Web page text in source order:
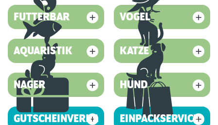
FUTTERBAR VOGEL
AQUARISTIK KATZE
NAGER HUND
GUTSCHEINVERKAUF EINPACKSERVICE